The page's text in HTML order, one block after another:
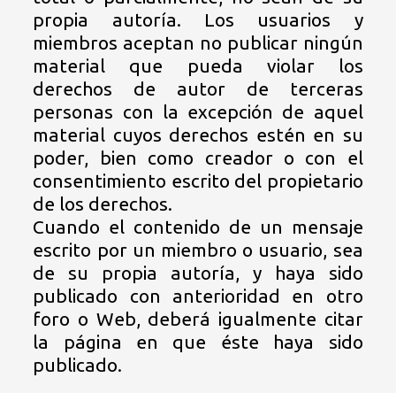
propia autoría. Los usuarios y
miembros aceptan no publicar ningún
material que pueda violar los
derechos de autor de terceras
personas con la excepción de aquel
material cuyos derechos estén en su
poder, bien como creador o con el
consentimiento escrito del propietario
de los derechos.
Cuando el contenido de un mensaje
escrito por un miembro o usuario, sea
de su propia autoría, y haya sido
publicado con anterioridad en otro
foro o Web, deberá igualmente citar
la página en que éste haya sido
publicado.